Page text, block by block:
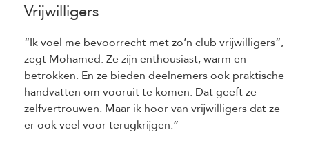
Vrijwilligers
“Ik voel me bevoorrecht met zo’n club vrijwilligers”,
zegt Mohamed. Ze zijn enthousiast, warm en
betrokken. En ze bieden deelnemers ook praktische
handvatten om vooruit te komen. Dat geeft ze
zelfvertrouwen. Maar ik hoor van vrijwilligers dat ze
er ook veel voor terugkrijgen.”